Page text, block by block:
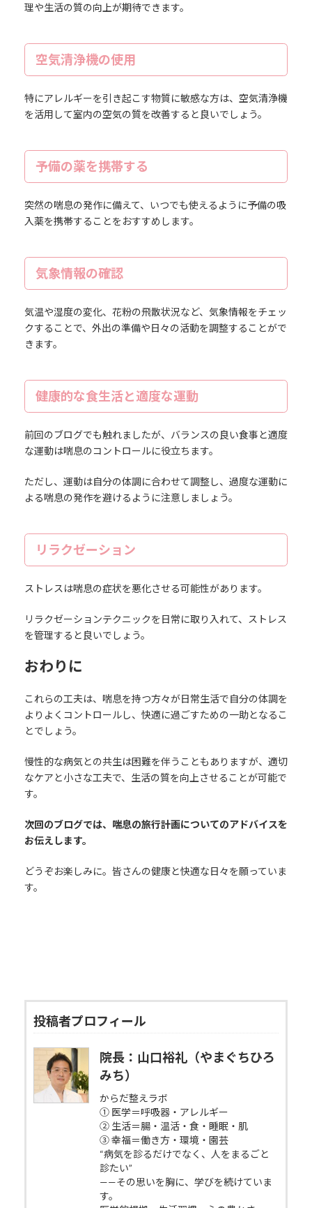
理や生活の質の向上が期待できます。
空気清浄機の使用
特にアレルギーを引き起こす物質に敏感な方は、空気清浄機
を活用して室内の空気の質を改善すると良いでしょう。
予備の薬を携帯する
突然の喘息の発作に備えて、いつでも使えるように予備の吸
入薬を携帯することをおすすめします。
気象情報の確認
気温や湿度の変化、花粉の飛散状況など、気象情報をチェッ
クすることで、外出の準備や日々の活動を調整することがで
きます。
健康的な食生活と適度な運動
前回のブログでも触れましたが、バランスの良い食事と適度
な運動は喘息のコントロールに役立ちます。
ただし、運動は自分の体調に合わせて調整し、過度な運動に
よる喘息の発作を避けるように注意しましょう。
リラクゼーション
ストレスは喘息の症状を悪化させる可能性があります。
リラクゼーションテクニックを日常に取り入れて、ストレス
を管理すると良いでしょう。
おわりに
これらの工夫は、喘息を持つ方々が日常生活で自分の体調を
よりよくコントロールし、快適に過ごすための一助となるこ
とでしょう。
慢性的な病気との共生は困難を伴うこともありますが、適切
なケアと小さな工夫で、生活の質を向上させることが可能で
す。
次回のブログでは、喘息の旅行計画についてのアドバイスを
お伝えします。
どうぞお楽しみに。皆さんの健康と快適な日々を願っていま
す。
投稿者プロフィール
院長：山口裕礼（やまぐちひろ
みち）
からだ整えラボ
① 医学＝呼吸器・アレルギー
② 生活＝腸・温活・食・睡眠・肌
③ 幸福＝働き方・環境・園芸
“病気を診るだけでなく、人をまるごと
診たい”
——その思いを胸に、学びを続けていま
す。